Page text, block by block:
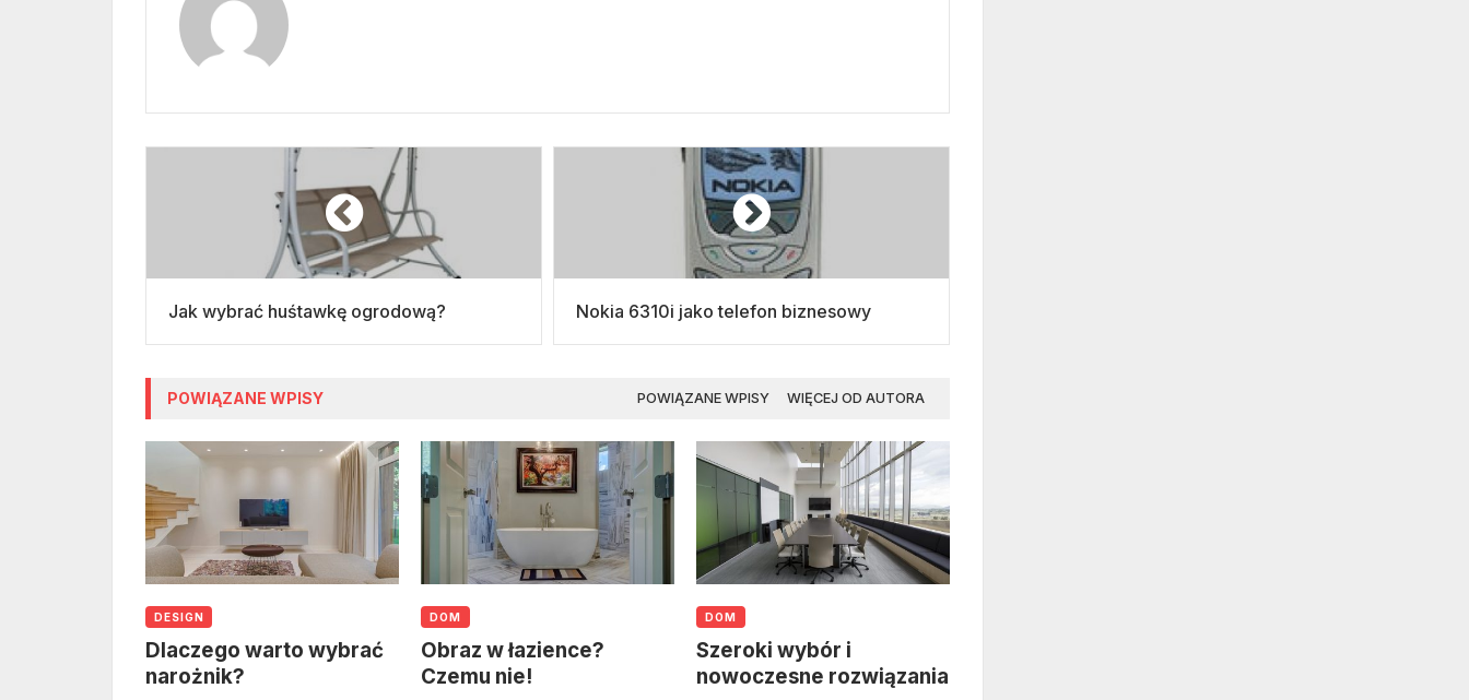
Jak wybrać huśtawkę ogrodową? Nokia 6310i jako telefon biznesowy
POWIĄZANE WPISY POWIĄZANE WPISY WIĘCEJ OD AUTORA
DESIGN
Dlaczego warto wybrać
narożnik?
DOM
Obraz w łazience?
Czemu nie!
DOM
Szeroki wybór i
nowoczesne rozwiązania